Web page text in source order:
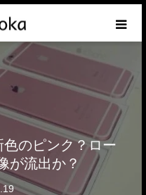
色のピンク？ロー
が流出か？